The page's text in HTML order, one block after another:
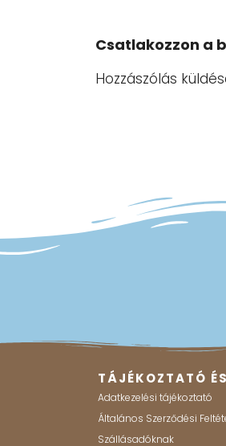
Csatlakozzon a
Hozzászólás
TÁJÉKOZTATÓ
Adatkezelési tájékoztató
Általános Szerződési
Szállásadóknak